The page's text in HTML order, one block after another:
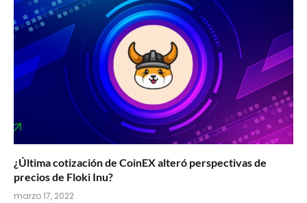
¿Última cotización de CoinEX alteró perspectivas de
precios de Floki Inu?
marzo 17, 2022